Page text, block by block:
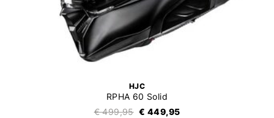
HJC
RPHA 60 Solid
€ 499,95 € 449,95